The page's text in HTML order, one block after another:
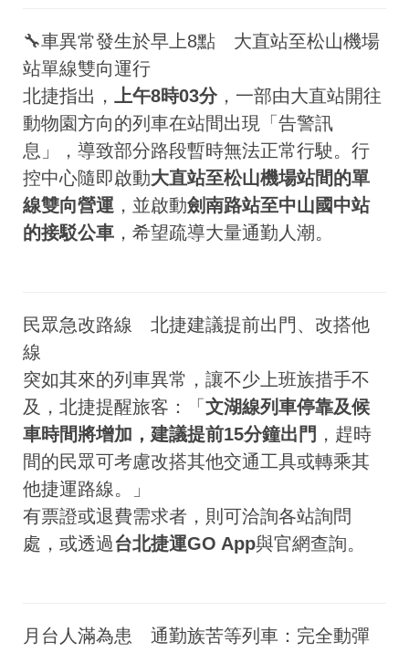
🔧車異常發生於早上8點 大直站至松山機場
站單線雙向運行
北捷指出， 上午8時03分，一部由大直站開往
動物園方向的列車在站間出現「告警訊
息」，導致部分路段暫時無法正常行駛。行
控中心隨即啟動大直站至松山機場站間的單
線雙向營運 ，並啟動劍南路站至中山國中站
的接駁公車 ，希望疏導大量通勤人潮。
民眾急改路線 北捷建議提前出門、改搭他
線
突如其來的列車異常，讓不少上班族措手不
及，北捷提醒旅客：「 文湖線列車停靠及候
車時間將增加，建議提前15分鐘出門 ，趕時
間的民眾可考慮改搭其他交通工具或轉乘其
他捷運路線。」
有票證或退費需求者，則可洽詢各站詢問
處，或透過台北捷運GO App與官網查詢。
月台人滿為患 通勤族苦等列車：完全動彈